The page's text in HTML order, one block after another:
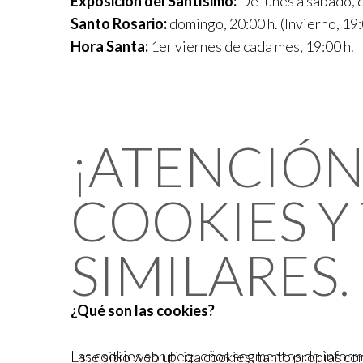
Santo Rosario:domingo, 20:00 h. (Invierno,
Hora Santa: 1er viernes de cada mes, 19:00 h.
COOKIES
SIMILARES.
Este sitio web utiliza cookies, tanto propias
¿Qué son las cookies?
Las cookies son pequeños segmentos de